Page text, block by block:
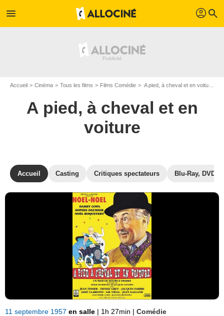
menu profil search
Accueil Cinéma Tous les films Films Comédie A pied, à cheval et en voiture de Maurice Delbez
A pied, à cheval et en
voiture
Accueil Casting Critiques spectateurs Blu-Ray, DVD
11 septembre 1957 en salle | 1h 27min | Comédie